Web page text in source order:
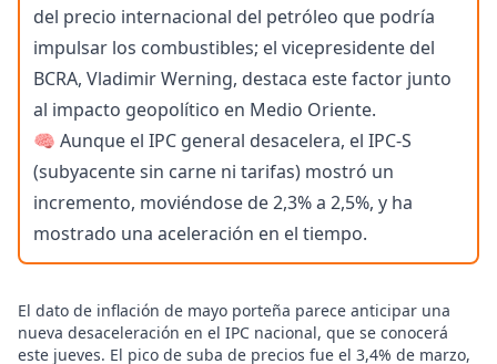
del precio internacional del petróleo que podría
impulsar los combustibles; el vicepresidente del
BCRA, Vladimir Werning, destaca este factor junto
al impacto geopolítico en Medio Oriente.
🧠 Aunque el IPC general desacelera, el IPC-S
(subyacente sin carne ni tarifas) mostró un
incremento, moviéndose de 2,3% a 2,5%, y ha
mostrado una aceleración en el tiempo.
El dato de inflación de mayo porteña parece anticipar una
nueva desaceleración en el IPC nacional, que se conocerá
este jueves. El pico de suba de precios fue el 3,4% de marzo,